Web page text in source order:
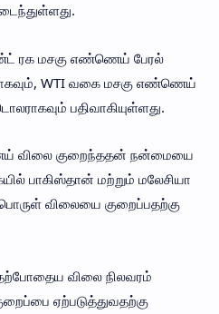
ரக மசகு எண்ணெய் பேரல்
WTI வகை மசகு எண்ணெய்
பதிவாகியுள்ளது.
விலை குறைந்ததன் நன்மையை
பாகிஸ்தான் மற்றும் மலேசியா
விலையை குறைப்பதற்கு
விலை நிலவரம்
ஏற்படுத்துவதற்கு